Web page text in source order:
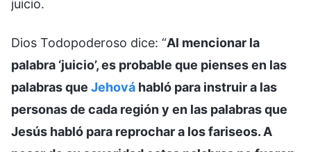
juicio.
Dios Todopoderoso dice: “Al mencionar la
palabra ‘juicio’, es probable que pienses en las
palabras que Jehová habló para instruir a las
personas de cada región y en las palabras que
Jesús habló para reprochar a los fariseos. A